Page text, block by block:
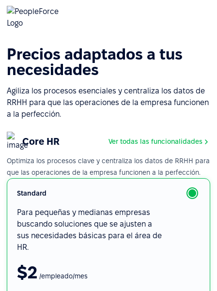
Precios adaptados a tus
necesidades
Agiliza los procesos esenciales y centraliza los datos de
RRHH para que las operaciones de la empresa funcionen
a la perfección.
Core HR Ver todas las funcionalidades
Optimiza los procesos clave y centraliza los datos de RRHH para
que las operaciones de la empresa funcionen a la perfección.
Standard
Para pequeñas y medianas empresas
buscando soluciones que se ajusten a
sus necesidades básicas para el área de
HR.
$2 /empleado/mes